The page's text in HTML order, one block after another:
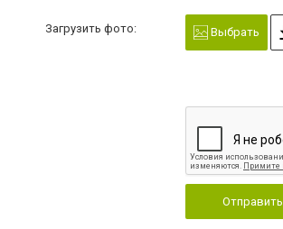
Загрузить фото: Выбрать
Отправить